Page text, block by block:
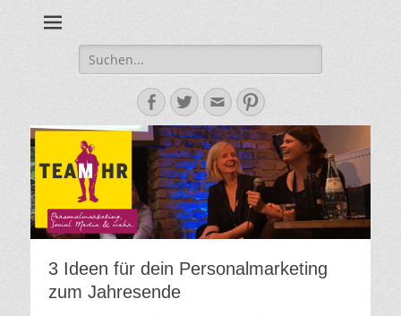
Blog
Suche
nach:
Facebook
Twitter
E-
Mail-
Adresse
Pinterest
3 Ideen für dein Personalmarketing
zum Jahresende